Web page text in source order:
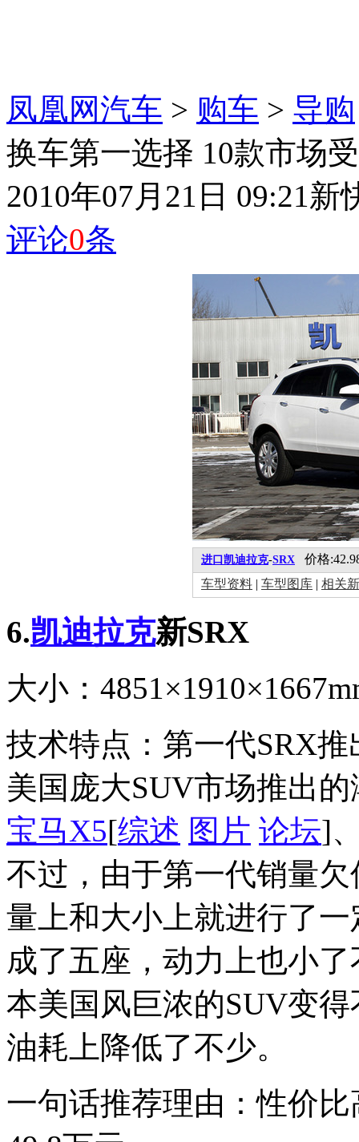
凤凰网汽车 > 购车 > 导购
换车第一选择 10款市场
2010年07月21日 09:21新
评论0条
进口凯迪拉克-SRX 价格
车型资料 | 车型图库 | 相关
6.凯迪拉克新SRX
大小：
技术特点：第一代SRX
美国庞大SUV市场推出
宝马X5[综述 图片 论坛]
不过，由于第一代销量
量上和大小上就进行了
成了五座，动力上也小
本美国风巨浓的SUV变
油耗上降低了不少。
一句话推荐理由：性价